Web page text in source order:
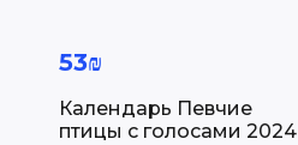
Календарь Певчие
птицы с голосами 2024
53₪